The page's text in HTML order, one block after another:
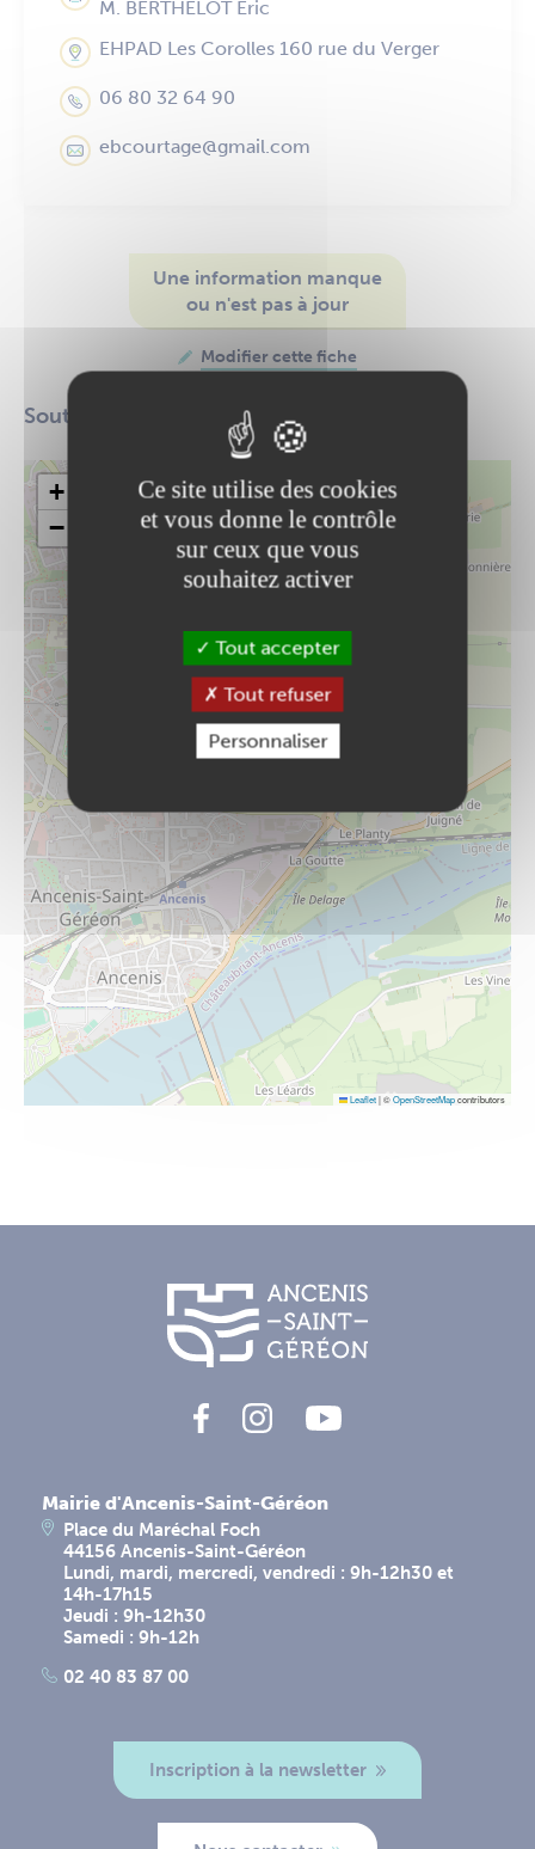
M. BERTHELOT Eric
EHPAD Les Corolles 160 rue du Verger
06 80 32 64 90
ebcourtage@gmail.com
Une information manque
ou n'est pas à jour
Modifier cette fiche
Soutien moral et affectif aux seniors
+
−
Leaflet|©OpenStreetMapcontributors
Mairie d'Ancenis-Saint-Géréon
Place du Maréchal Foch
44156 Ancenis-Saint-Géréon
Lundi, mardi, mercredi, vendredi : 9h-12h30 et
14h-17h15
Jeudi : 9h-12h30
Samedi : 9h-12h
02 40 83 87 00
Inscription à la newsletter
Ce site utilise des cookies
et vous donne le contrôle
sur ceux que vous
souhaitez activer
Tout accepter
Tout refuser
Personnaliser